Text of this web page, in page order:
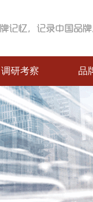
调研考察 品